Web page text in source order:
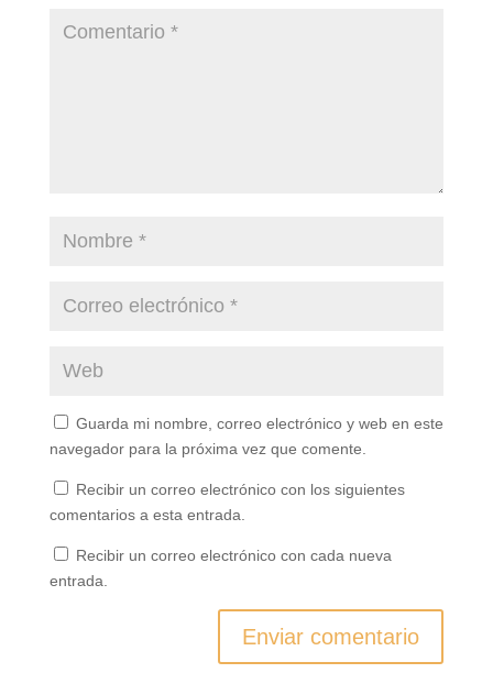
Guarda mi nombre, correo electrónico y web en este
navegador para la próxima vez que comente.
Recibir un correo electrónico con los siguientes
comentarios a esta entrada.
Recibir un correo electrónico con cada nueva
entrada.